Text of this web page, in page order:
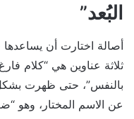
البُعد”
أصالة اختارت أن
ثلاثة عناوين هي “كلام
بالنفس”، حتى ظهرت
عن الاسم المختار، وهو